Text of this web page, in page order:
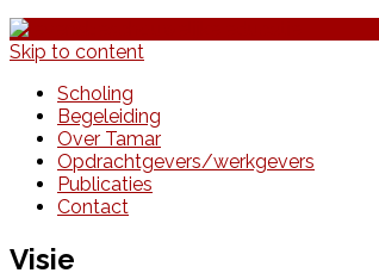
Skip to content
Scholing
Begeleiding
Over Tamar
Opdrachtgevers/werkgevers
Publicaties
Contact
Visie